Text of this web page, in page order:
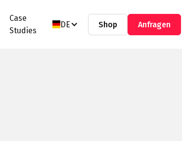
Case
Studies
DE Shop Anfragen